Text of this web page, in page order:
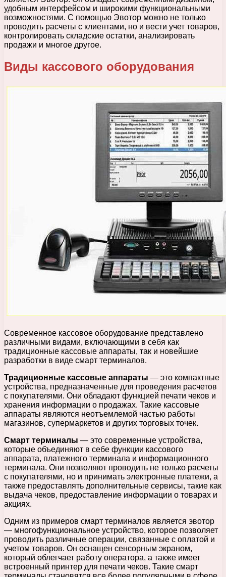
удобным интерфейсом и широкими функциональными
возможностями. С помощью Эвотор можно не только
проводить расчеты с клиентами, но и вести учет товаров,
контролировать складские остатки, анализировать
продажи и многое другое.
Виды кассового оборудования
Современное кассовое оборудование представлено
различными видами, включающими в себя как
традиционные кассовые аппараты, так и новейшие
разработки в виде смарт терминалов.
Традиционные кассовые аппараты — это компактные
устройства, предназначенные для проведения расчетов
с покупателями. Они обладают функцией печати чеков и
хранения информации о продажах. Такие кассовые
аппараты являются неотъемлемой частью работы
магазинов, супермаркетов и других торговых точек.
Смарт терминалы — это современные устройства,
которые объединяют в себе функции кассового
аппарата, платежного терминала и информационного
терминала. Они позволяют проводить не только расчеты
с покупателями, но и принимать электронные платежи, а
также предоставлять дополнительные сервисы, такие как
выдача чеков, предоставление информации о товарах и
акциях.
Одним из примеров смарт терминалов является эвотор
— многофункциональное устройство, которое позволяет
проводить различные операции, связанные с оплатой и
учетом товаров. Он оснащен сенсорным экраном,
который облегчает работу оператора, а также имеет
встроенный принтер для печати чеков. Такие смарт